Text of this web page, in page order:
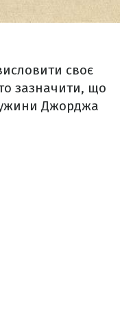
своє
зазначити, що
Джорджа